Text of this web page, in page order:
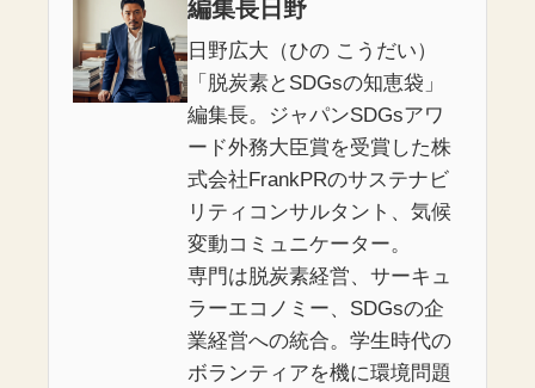
編集長日野
日野広大（ひの こうだい）
「脱炭素とSDGsの知恵袋」
編集長。ジャパンSDGsアワ
ード外務大臣賞を受賞した株
式会社FrankPRのサステナビ
リティコンサルタント、気候
変動コミュニケーター。
専門は脱炭素経営、サーキュ
ラーエコノミー、SDGsの企
業経営への統合。学生時代の
ボランティアを機に環境問題